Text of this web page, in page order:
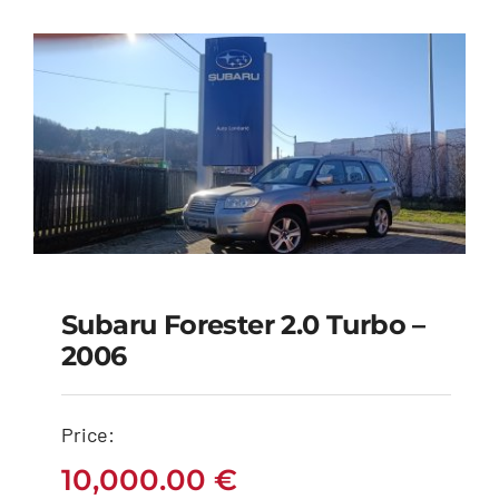
Subaru Forester 2.0
Turbo – 2006
Subaru Forester 2.0 Turbo –
2006
Price:
10,000.00 €